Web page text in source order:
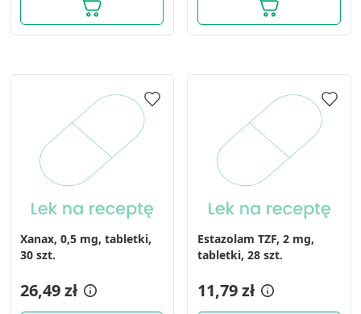
Xanax, 0,5 mg, tabletki,
30 szt.
26,49 zł
Estazolam TZF, 2 mg,
tabletki, 28 szt.
11,79 zł